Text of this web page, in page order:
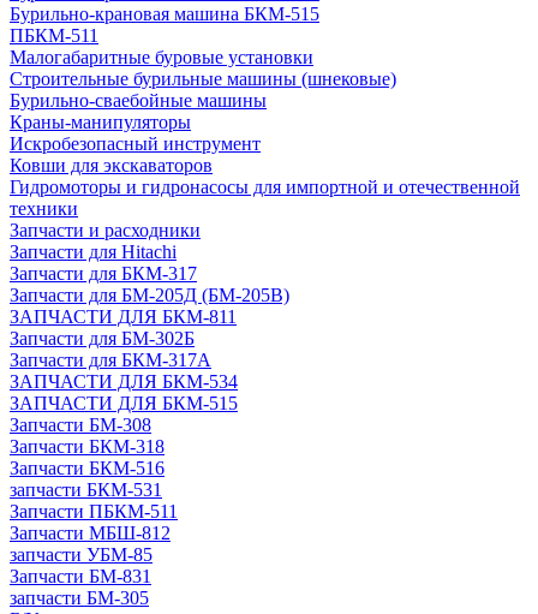
Бурильно-крановая машина БКМ-515
ПБКМ-511
Малогабаритные буровые установки
Строительные бурильные машины (шнековые)
Бурильно-сваебойные машины
Краны-манипуляторы
Искробезопасный инструмент
Ковши для экскаваторов
Гидромоторы и гидронасосы для импортной и отечественной
техники
Запчасти и расходники
Запчасти для Hitachi
Запчасти для БКМ-317
Запчасти для БМ-205Д (БМ-205В)
ЗАПЧАСТИ ДЛЯ БКМ-811
Запчасти для БМ-302Б
Запчасти для БКМ-317А
ЗАПЧАСТИ ДЛЯ БКМ-534
ЗАПЧАСТИ ДЛЯ БКМ-515
Запчасти БМ-308
Запчасти БКМ-318
Запчасти БКМ-516
запчасти БКМ-531
Запчасти ПБКМ-511
Запчасти МБШ-812
запчасти УБМ-85
Запчасти БМ-831
запчасти БМ-305